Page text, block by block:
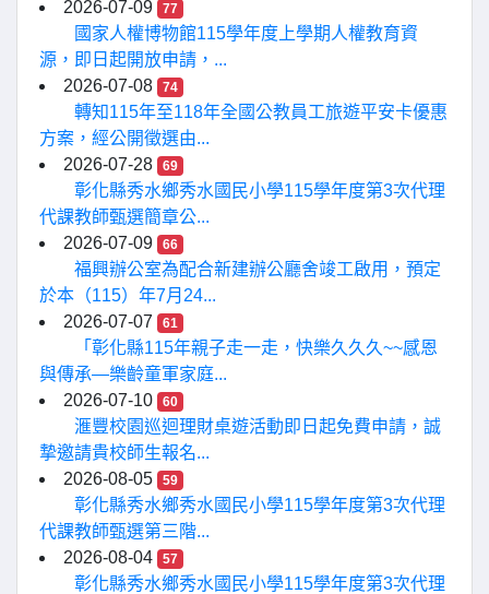
2026-07-09
77
國家人權博物館115學年度上學期人權教育資
源，即日起開放申請，...
2026-07-08
74
轉知115年至118年全國公教員工旅遊平安卡優惠
方案，經公開徵選由...
2026-07-28
69
彰化縣秀水鄉秀水國民小學115學年度第3次代理
代課教師甄選簡章公...
2026-07-09
66
福興辦公室為配合新建辦公廳舍竣工啟用，預定
於本（115）年7月24...
2026-07-07
61
「彰化縣115年親子走一走，快樂久久久~~感恩
與傳承—樂齡童軍家庭...
2026-07-10
60
滙豐校園巡迴理財桌遊活動即日起免費申請，誠
摯邀請貴校師生報名...
2026-08-05
59
彰化縣秀水鄉秀水國民小學115學年度第3次代理
代課教師甄選第三階...
2026-08-04
57
彰化縣秀水鄉秀水國民小學115學年度第3次代理